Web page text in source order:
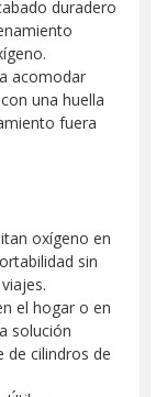
duradero
acomodar
una huella
fuera
oxígeno en
sin
el hogar o en
solución
de cilindros de